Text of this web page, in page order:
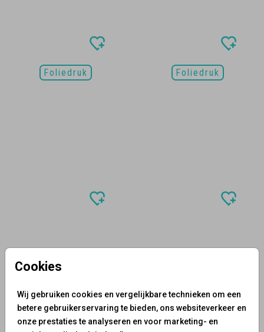
Cookies
Wij gebruiken cookies en vergelijkbare technieken om een
betere gebruikerservaring te bieden, ons websiteverkeer en
onze prestaties te analyseren en voor marketing- en
Foliedruk Foliedruk